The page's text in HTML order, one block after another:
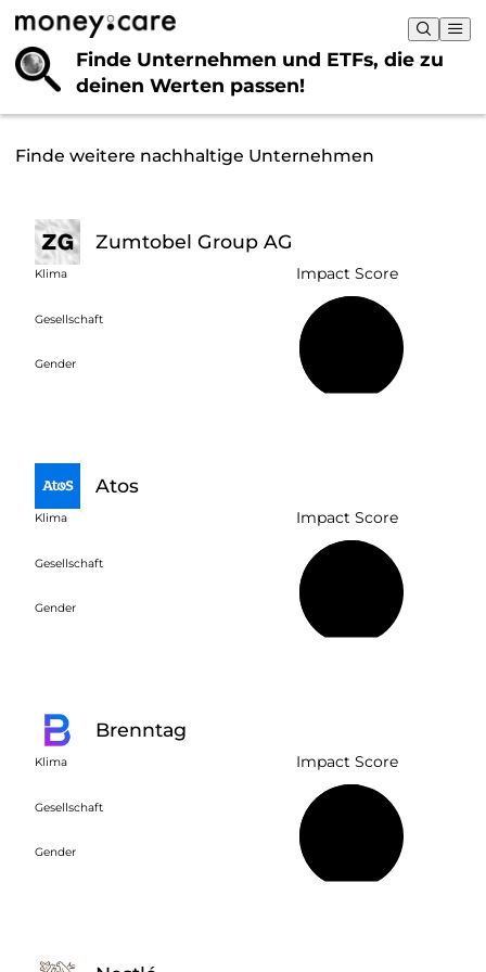
Finde Unternehmen und ETFs, die zu
deinen Werten passen!
Finde weitere nachhaltige Unternehmen
Zumtobel Group AG
Klima
Gesellschaft
Gender
Impact Score
Atos
Klima
Gesellschaft
Gender
Impact Score
Brenntag
Klima
Gesellschaft
Gender
Impact Score